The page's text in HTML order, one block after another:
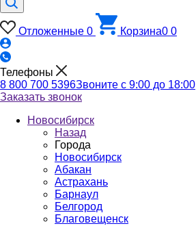
Отложенные 0 Корзина0 0
Телефоны
8 800 700 5396Звоните с 9:00 до 18:00
Заказать звонок
Новосибирск
Назад
Города
Новосибирск
Абакан
Астрахань
Барнаул
Белгород
Благовещенск